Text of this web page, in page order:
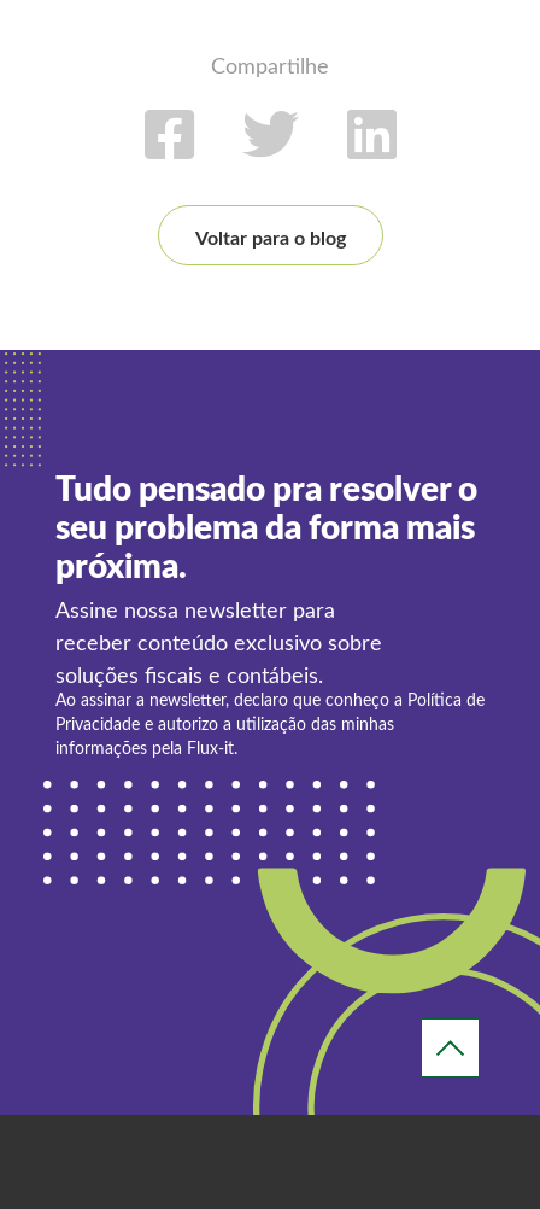
Compartilhe
Voltar para o blog
Tudo pensado pra resolver o
seu problema da forma mais
próxima.
Assine nossa newsletter para
receber conteúdo exclusivo sobre
soluções fiscais e contábeis.
Ao assinar a newsletter, declaro que conheço a Política de
Privacidade e autorizo a utilização das minhas
informações pela Flux-it.